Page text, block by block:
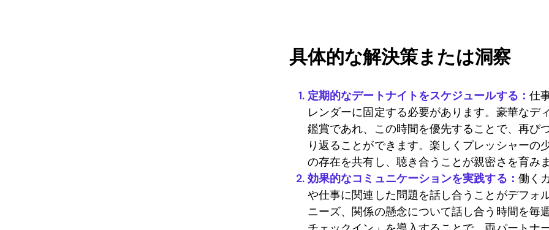
具体的な解決策または洞察
定期的なデートナイトをスケジュールする： 仕
レンダーに固定する必要があります。豪華なデ
鑑賞であれ、この時間を優先することで、再び
り返ることができます。楽しくプレッシャーの
の存在を共有し、聴き合うことが親密さを育み
効果的なコミュニケーションを実践する： 働く
や仕事に関連した問題を話し合うことがデフォ
ニーズ、関係の懸念について話し合う時間を毎